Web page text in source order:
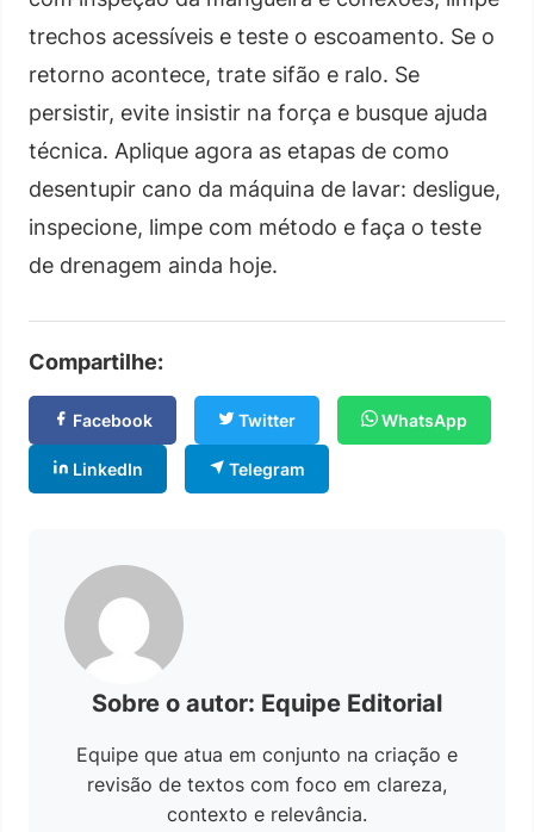
trechos acessíveis e teste o escoamento. Se o
retorno acontece, trate sifão e ralo. Se
persistir, evite insistir na força e busque ajuda
técnica. Aplique agora as etapas de como
desentupir cano da máquina de lavar: desligue,
inspecione, limpe com método e faça o teste
de drenagem ainda hoje.
Compartilhe:
Facebook Twitter WhatsApp
LinkedIn Telegram
Sobre o autor: Equipe Editorial
Equipe que atua em conjunto na criação e
revisão de textos com foco em clareza,
contexto e relevância.